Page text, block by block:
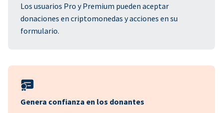
Los usuarios Pro y Premium pueden aceptar
donaciones en criptomonedas y acciones en su
formulario.
Genera confianza en los donantes